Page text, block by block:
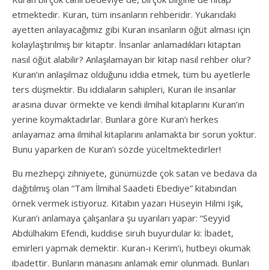
etmektedir. Kuran, tüm insanların rehberidir. Yukarıdaki
ayetten anlayacağımız gibi Kuran insanların öğüt alması için
kolaylaştırılmış bir kitaptır. İnsanlar anlamadıkları kitaptan
nasıl öğüt alabilir? Anlaşılamayan bir kitap nasıl rehber olur?
Kuran’ın anlaşılmaz olduğunu iddia etmek, tüm bu ayetlerle
ters düşmektir. Bu iddiaların sahipleri, Kuran ile insanlar
arasına duvar örmekte ve kendi ilmihal kitaplarını Kuran’ın
yerine koymaktadırlar. Bunlara göre Kuran’ı herkes
anlayamaz ama ilmihal kitaplarını anlamakta bir sorun yoktur.
Bunu yaparken de Kuran’ı sözde yüceltmektedirler!
Bu mezhepçi zihniyete, günümüzde çok satan ve bedava da
dağıtılmış olan “Tam İlmihal Saadeti Ebediye” kitabından
örnek vermek istiyoruz. Kitabın yazarı Hüseyin Hilmi Işık,
Kuran’ı anlamaya çalışanlara şu uyarıları yapar: “Seyyid
Abdülhakim Efendi, kuddise siruh buyurdular ki: İbadet,
emirleri yapmak demektir. Kuran-ı Kerim’i, hutbeyi okumak
ibadettir. Bunların manasını anlamak emir olunmadı. Bunları